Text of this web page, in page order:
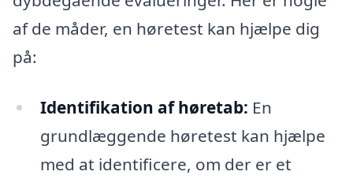
af de måder, en høretest kan hjælpe dig
på:
Identifikation af høretab: En
grundlæggende høretest kan hjælpe
med at identificere, om der er et